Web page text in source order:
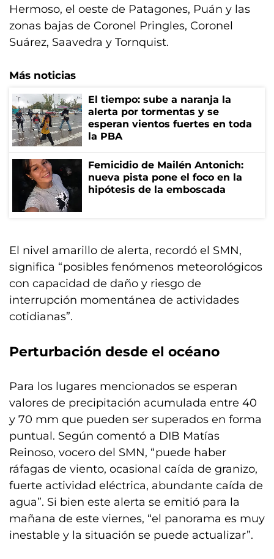
Hermoso, el oeste de Patagones, Puán y las
zonas bajas de Coronel Pringles, Coronel
Suárez, Saavedra y Tornquist.
Más noticias
El tiempo: sube a naranja la
alerta por tormentas y se
esperan vientos fuertes en toda
la PBA
Femicidio de Mailén Antonich:
nueva pista pone el foco en la
hipótesis de la emboscada
El nivel amarillo de alerta, recordó el SMN,
significa “posibles fenómenos meteorológicos
con capacidad de daño y riesgo de
interrupción momentánea de actividades
cotidianas”.
Perturbación desde el océano
Para los lugares mencionados se esperan
valores de precipitación acumulada entre 40
y 70 mm que pueden ser superados en forma
puntual. Según comentó a DIB Matías
Reinoso, vocero del SMN, “puede haber
ráfagas de viento, ocasional caída de granizo,
fuerte actividad eléctrica, abundante caída de
agua”. Si bien este alerta se emitió para la
mañana de este viernes, “el panorama es muy
inestable y la situación se puede actualizar”.